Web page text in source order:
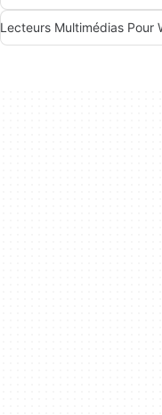
Lecteurs Multimédias Pour